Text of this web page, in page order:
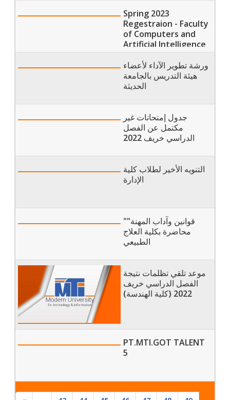
Spring 2023
Regestraion - Faculty
of Computers and
Artificial Intelligence
ورشة تطوير الآداء لأعضاء
هيئة التدريس بالجامعة
الحديثة
جدول إمتحانات غير
مكتمل عن الفصل
الدراسي خريف 2022
التنويه الأخير لطلاب كلية
الإدارة
"قوانين وآداب المهنة"
محاضرة بكلية العلاج
الطبيعي
موعد تلقي تظلمات نتيجة
الفصل الدراسي خريف
2022 (كلية الهندسة)
PT.MTI.GOT TALENT
5